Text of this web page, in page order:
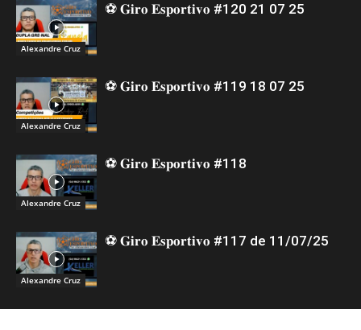
Alexandre Cruz
⚽ 𝐆𝐢𝐫𝐨 𝐄𝐬𝐩𝐨𝐫𝐭𝐢𝐯𝐨 #120 21 07 25
Alexandre Cruz
⚽ 𝐆𝐢𝐫𝐨 𝐄𝐬𝐩𝐨𝐫𝐭𝐢𝐯𝐨 #119 18 07 25
Alexandre Cruz
⚽ 𝐆𝐢𝐫𝐨 𝐄𝐬𝐩𝐨𝐫𝐭𝐢𝐯𝐨 #118
Alexandre Cruz
⚽ 𝐆𝐢𝐫𝐨 𝐄𝐬𝐩𝐨𝐫𝐭𝐢𝐯𝐨 #117 de 11/07/25